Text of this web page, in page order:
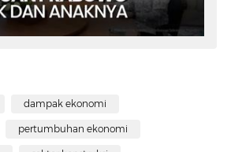
dampak ekonomi
pertumbuhan ekonomi